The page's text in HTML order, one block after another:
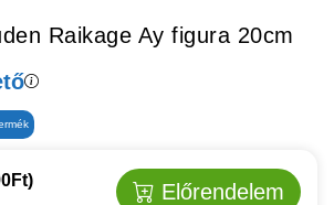
Raikage Ay figura 20cm
Előrendelem